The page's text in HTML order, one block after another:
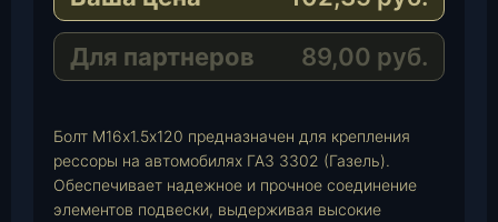
r
a
m
s
A
p
a
i
l
Для партнеров 89,00 руб.
Болт М16х1.5х120 предназначен для крепления
рессоры на автомобилях ГАЗ 3302 (Газель).
Обеспечивает надежное и прочное соединение
элементов подвески, выдерживая высокие